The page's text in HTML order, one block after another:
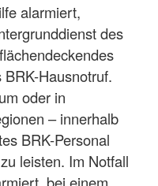
alarmiert,
des
Hausnotruf.
oder in
– innerhalb
BRK-Personal
leisten. Im Notfall
bei einem